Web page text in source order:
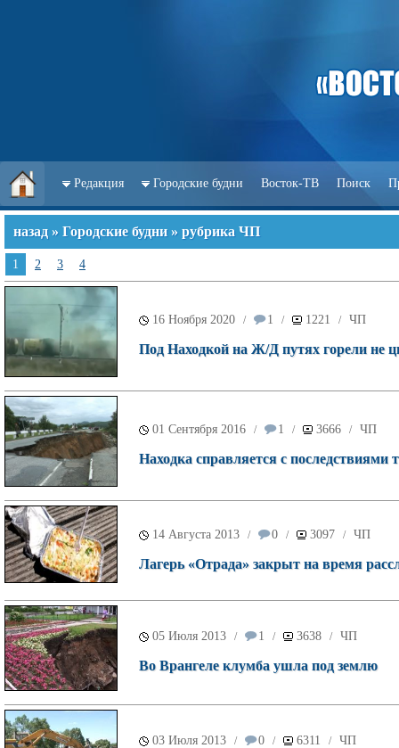
Редакция Городские будни Восток-ТВ Поиск
назад » Городские будни » рубрика ЧП
1 2 3 4
16 Ноября 2020 / 1 / 1221 / ЧП
Под Находкой на Ж/Д путях горели не
01 Сентября 2016 / 1 / 3666 / ЧП
Находка справляется с последствиями
14 Августа 2013 / 0 / 3097 / ЧП
Лагерь «Отрада» закрыт на время
05 Июля 2013 / 1 / 3638 / ЧП
Во Врангеле клумба ушла под землю
03 Июля 2013 / 0 / 6311 / ЧП